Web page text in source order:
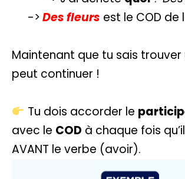
->Des fleurs est le COD de
Maintenant que tu sais trouver
peut continuer !
Tu dois accorder le
avec le COD à chaque fois
AVANT le verbe (avoir).